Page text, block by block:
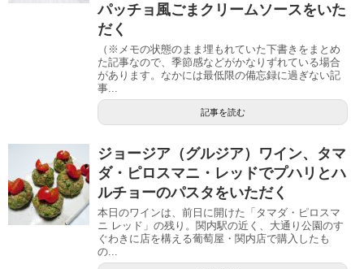
パッチョ風ごまクリームソースをいた
だく
（※メモの状態のまま埋もれていた下書きをまとめ
た記事なので、季節感などがかなりずれている場合
があります。なかには最低限の備忘録に過ぎない記
事...
記事を読む
ジョージア（グルジア）ワイン、タマ
ダ・ピロスマニ・レッドでプハリとハ
ルチョーのパスタをいただく
本日のワインは、前日に開けた「タマダ・ピロスマ
ニ レッド」の残り。関内駅の近く、大通り公園のす
ぐわきに店を構える葡萄屋・関内店で購入したも
の...